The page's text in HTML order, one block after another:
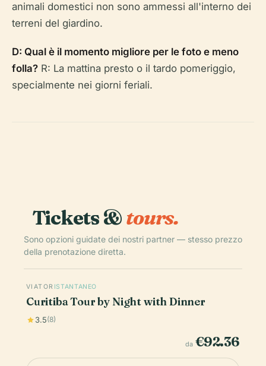
animali domestici non sono ammessi all'interno dei
terreni del giardino.
D: Qual è il momento migliore per le foto e meno
folla? R: La mattina presto o il tardo pomeriggio,
specialmente nei giorni feriali.
Tickets &tours.
Sono opzioni guidate dei nostri partner — stesso prezzo
della prenotazione diretta.
VIATOR ISTANTANEO
Curitiba Tour by Night with Dinner
3.5(8)
da €92.36